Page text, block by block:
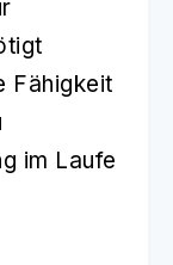
Fähigkeit
im Laufe